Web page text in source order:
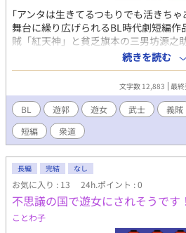
｢アンタは生きてるつもりでも活きち
舞台に繰り広げられるBL時代劇短編作
賊「紅天神」と貧乏旗本の三男坊源之
魂がたった一夜だけ重なった。 そのた
語。 最初はえ？！コレBL？？と言う
続きを読む
文字数 12,883 最
BL 遊郭 遊女 武士 義賊
短編
衆道
長編 完結 なし
お気に入り : 13 24h.ポイント : 0
不思議の国で遊女にされそうです！
ことわ子